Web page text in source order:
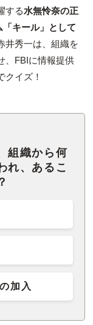
する水無怜奈の正
キール」として
井秀一は、組織を
、FBIに情報提供
クイズ！
組織から何
れ、あるこ
加入